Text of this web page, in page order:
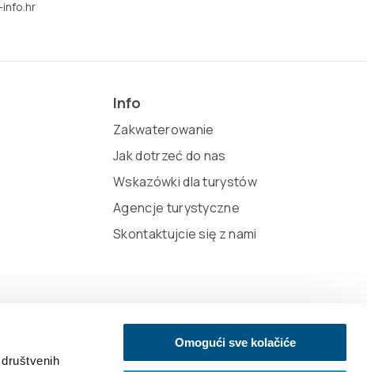
Omogući sve kolačiće
Info
Zakwaterowanie
Jak dotrzeć do nas
Wskazówki dla turystów
Agencje turystyczne
Skontaktujcie się z nami